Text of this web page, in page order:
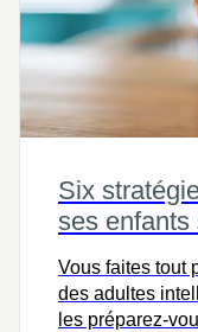
Six
ses enfants
Vous faites tout
des adultes
les préparez-